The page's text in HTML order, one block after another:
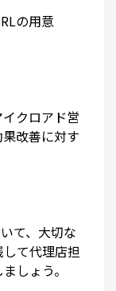
の用意
クロアド営
改善に対す
て、大切な
て代理店担
しょう。